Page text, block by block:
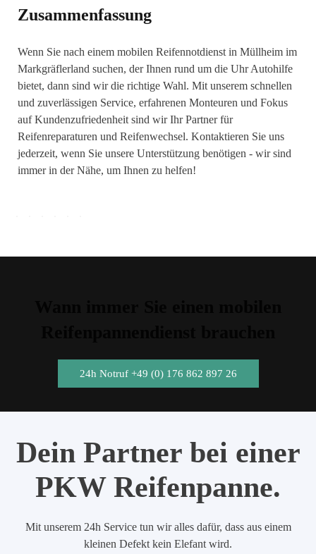
Zusammenfassung
Wenn Sie nach einem mobilen Reifennotdienst in Müllheim im
Markgräflerland suchen, der Ihnen rund um die Uhr Autohilfe
bietet, dann sind wir die richtige Wahl. Mit unserem schnellen
und zuverlässigen Service, erfahrenen Monteuren und Fokus
auf Kundenzufriedenheit sind wir Ihr Partner für
Reifenreparaturen und Reifenwechsel. Kontaktieren Sie uns
jederzeit, wenn Sie unsere Unterstützung benötigen - wir sind
immer in der Nähe, um Ihnen zu helfen!
24h Notruf +49 (0) 176 862 897 26
Dein Partner bei einer
PKW Reifenpanne.
Mit unserem 24h Service tun wir alles dafür, dass aus einem
kleinen Defekt kein Elefant wird.